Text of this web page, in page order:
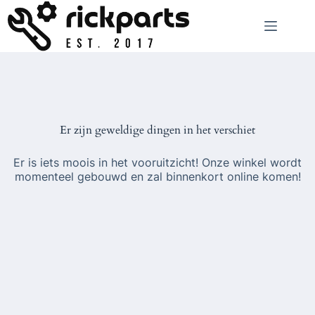
naar
de
inhoud
Er zijn geweldige dingen in het verschiet
Er is iets moois in het vooruitzicht! Onze winkel wordt
momenteel gebouwd en zal binnenkort online komen!